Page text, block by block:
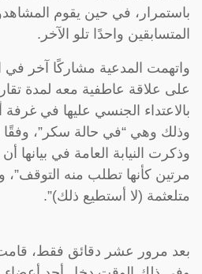
باستمرار، في حين يقوم
المتسابقين واحدًا تلو الآخر.
واتهمت المدعية مشاركًا آخر في
على علاقة عاطفية معه لمدة
بالاعتداء الجنسي عليها في
وذلك وهي “في حالة سكر”، وفقًا
وذكرت النيابة العامة في بيانها
مرتين كأنها تطلب منه التوقف”،
متلعثمة (لا أستطيع ذلك)”.
بعد مرور عشر دقائق فقط، قامت